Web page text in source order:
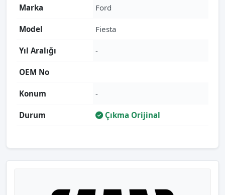
Marka Ford
Model Fiesta
Yıl Aralığı -
OEM No
Konum -
Durum Çıkma Orijinal